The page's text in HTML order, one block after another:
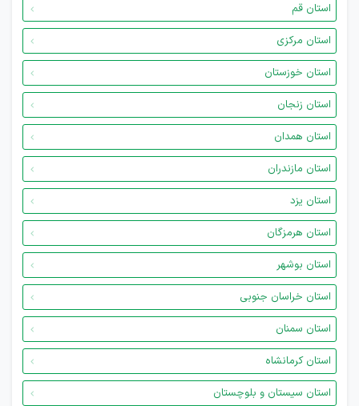
استان قم
استان مرکزی
استان خوزستان
استان زنجان
استان همدان
استان مازندران
استان یزد
استان هرمزگان
استان بوشهر
استان خراسان جنوبی
استان سمنان
استان کرمانشاه
استان سیستان و بلوچستان